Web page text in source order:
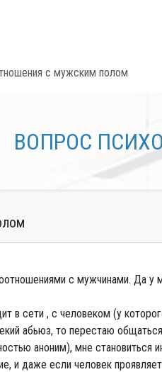
с мужским полом
ВОПРОС
с мужчинами. Да у
в сети , с человеком (у
абьюз, то перестаю
аноним), мне становиться
и даже если человек